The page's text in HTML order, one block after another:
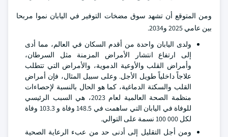
ومن المتوقع أن تشهد سوق مضخات التوفير في اليابان نموا مربحا
بين عامي 2025 و2034.
ولدى اليابان واحدة من أقدم السكان في العالم، مما أدى
إلى ارتفاع انتشار الأمراض المزمنة مثل السرطان،
وأمراض القلب والأوعية الدموية، والأمراض التي تتطلب
علاجاً داخلياً طويل الأجل. وعلى سبيل المثال، فإن أمراض
القلب والسكتة الدماغية، كما هو الحال بالنسبة لإحصاءات
منظمة الصحة العالمية لعام 2023، هي السبب الرئيسي
للوفاة في اليابان التي ساهمت في 148.5 وفاة و 103.3 وفاة
لكل 000 100 نسمة على التوالي.
ومن أجل التقليل إلى أدنى حد من عبء الرعاية الصحية